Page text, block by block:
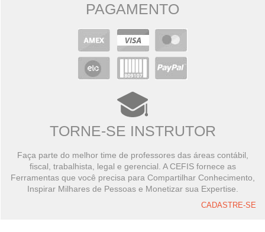
PAGAMENTO
TORNE-SE INSTRUTOR
Faça parte do melhor time de professores das áreas contábil,
fiscal, trabalhista, legal e gerencial. A CEFIS fornece as
Ferramentas que você precisa para Compartilhar Conhecimento,
Inspirar Milhares de Pessoas e Monetizar sua Expertise.
CADASTRE-SE